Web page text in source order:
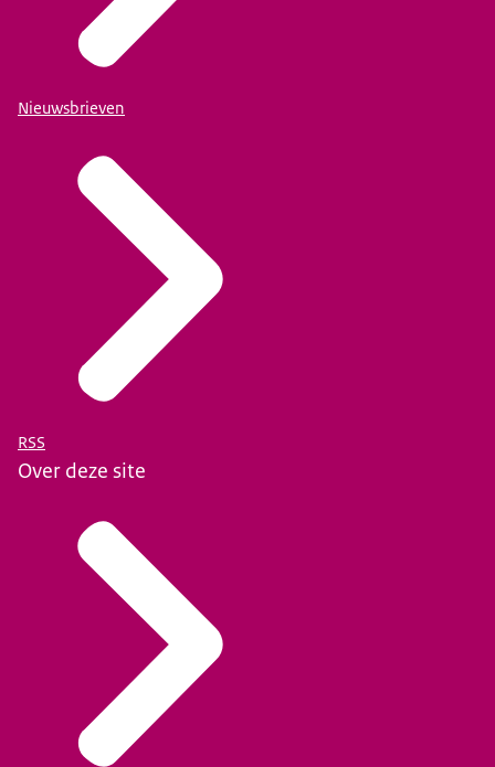
Nieuwsbrieven
RSS
Over deze site